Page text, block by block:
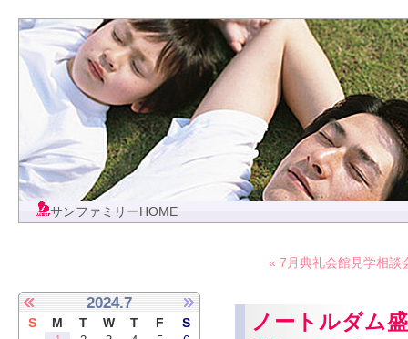
サンファミリーHOME
« 7月典礼会館見学相談
ノートルダム
2024.7
S M T W T F S